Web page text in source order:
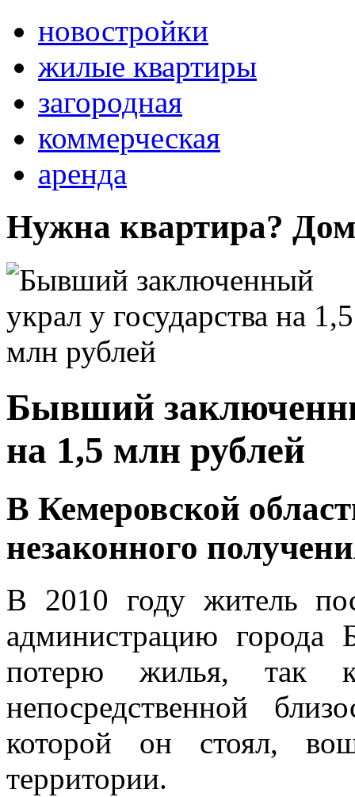
новостройки
жилые квартиры
загородная
коммерческая
аренда
Нужна квартира?
Бывший
на 1,5 млн рублей
В Кемеровской
незаконного
В 2010 году житель
администрацию города
потерю жилья, так
непосредственной
которой он стоял,
территории.